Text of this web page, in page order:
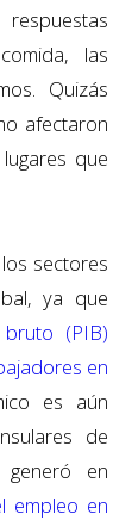
las
Quizás
afectaron
que
sectores
ya que
(PIB)
en
es aún
de
en
empleo en